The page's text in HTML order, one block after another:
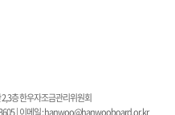
층 한우자조금관리위원회